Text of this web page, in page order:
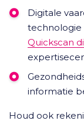
Digitale
technologie
Quickscan
informatie
Houd ook